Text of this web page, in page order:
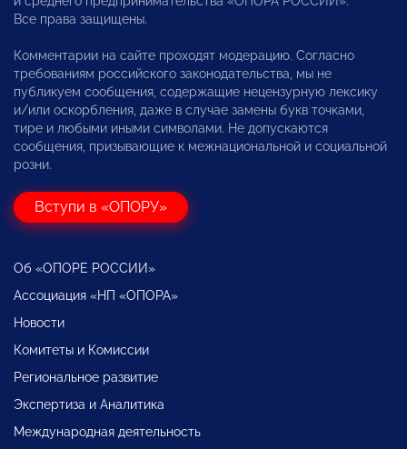
Все права защищены.
Комментарии на сайте проходят модерацию. Согласно
требованиям российского законодательства, мы не
публикуем сообщения, содержащие нецензурную лексику
и/или оскорбления, даже в случае замены букв точками,
тире и любыми иными символами. Не допускаются
сообщения, призывающие к межнациональной и социальной
розни.
Вступи в «ОПОРУ»
Об «ОПОРЕ РОССИИ»
Ассоциация «НП «ОПОРА»
Новости
Комитеты и Комиссии
Региональное развитие
Экспертиза и Аналитика
Международная деятельность